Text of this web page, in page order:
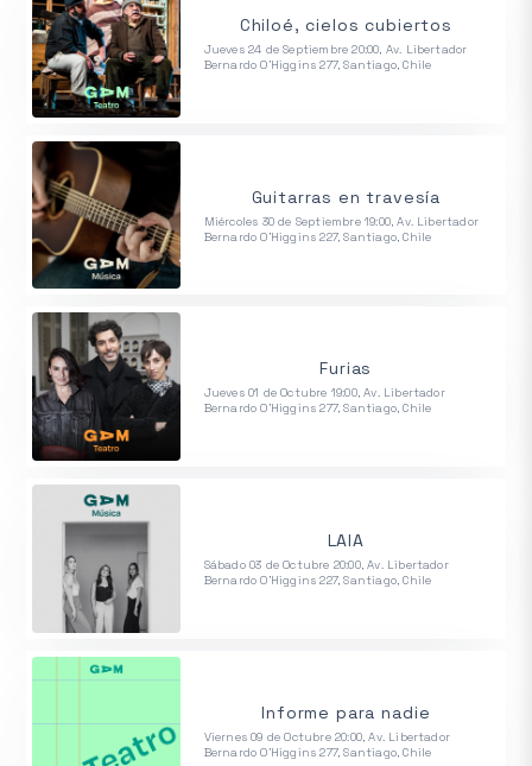
Chiloé, cielos cubiertos
Jueves 24 de Septiembre 20:00, Av. Libertador
Bernardo O'Higgins 277, Santiago, Chile
Guitarras en travesía
Miércoles 30 de Septiembre 19:00, Av. Libertador
Bernardo O'Higgins 227, Santiago, Chile
Furias
Jueves 01 de Octubre 19:00, Av. Libertador
Bernardo O'Higgins 277, Santiago, Chile
LAIA
Sábado 03 de Octubre 20:00, Av. Libertador
Bernardo O'Higgins 227, Santiago, Chile
Informe para nadie
Viernes 09 de Octubre 20:00, Av. Libertador
Bernardo O'Higgins 277, Santiago, Chile